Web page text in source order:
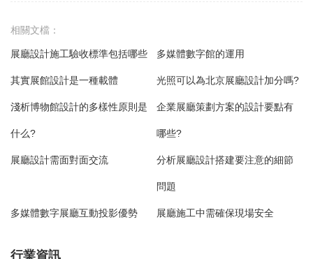
相關文檔：
展廳設計施工驗收標準包括哪些 多媒體數字館的運用
其實展館設計是一種載體 光照可以為北京展廳設計加分嗎?
淺析博物館設計的多樣性原則是
什么?
企業展廳策劃方案的設計要點有
哪些?
展廳設計需面對面交流 分析展廳設計搭建要注意的細節
問題
多媒體數字展廳互動投影優勢 展廳施工中需確保現場安全
行業資訊